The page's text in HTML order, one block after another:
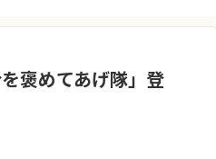
褒めてあげ隊」登